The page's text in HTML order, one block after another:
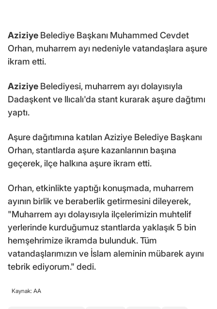
Aziziye Belediye Başkanı Muhammed Cevdet
Orhan, muharrem ayı nedeniyle vatandaşlara aşure
ikram etti.
Aziziye Belediyesi, muharrem ayı dolayısıyla
Dadaşkent ve Ilıcalı'da stant kurarak aşure dağtımı
yaptı.
Aşure dağıtımına katılan Aziziye Belediye Başkanı
Orhan, stantlarda aşure kazanlarının başına
geçerek, ilçe halkına aşure ikram etti.
Orhan, etkinlikte yaptığı konuşmada, muharrem
ayının birlik ve beraberlik getirmesini dileyerek,
"Muharrem ayı dolayısıyla ilçelerimizin muhtelif
yerlerinde kurduğumuz stantlarda yaklaşık 5 bin
hemşehrimize ikramda bulunduk. Tüm
vatandaşlarımızın ve İslam aleminin mübarek ayını
tebrik ediyorum." dedi.
Kaynak: AA